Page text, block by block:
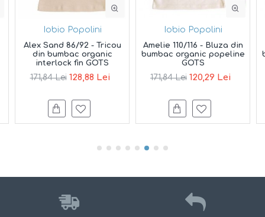
Iobio Popolini
Alex Sand 86/92 - Tricou
din bumbac organic
interlock fin GOTS
171,84 Lei 128,88 Lei
Iobio Popolini
Amelie 110/116 - Bluza din
bumbac organic popeline
GOTS
171,84 Lei 120,29 Lei